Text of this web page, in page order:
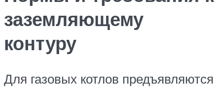
заземляющему
контуру
Для газовых котлов предъявляются